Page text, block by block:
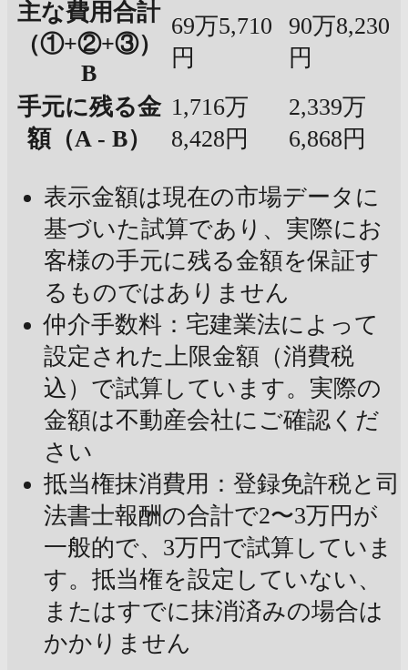
主な費用合計
（①+②+③）
B
69万5,710
円
90万8,230
円
手元に残る金
額（A - B）
1,716万
8,428円
2,339万
6,868円
表示金額は現在の市場データに
基づいた試算であり、実際にお
客様の手元に残る金額を保証す
るものではありません
仲介手数料：宅建業法によって
設定された上限金額（消費税
込）で試算しています。実際の
金額は不動産会社にご確認くだ
さい
抵当権抹消費用：登録免許税と司
法書士報酬の合計で2〜3万円が
一般的で、3万円で試算していま
す。抵当権を設定していない、
またはすでに抹消済みの場合は
かかりません